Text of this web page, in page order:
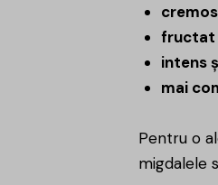
fructat
intens
mai
Pentru o
migdalele